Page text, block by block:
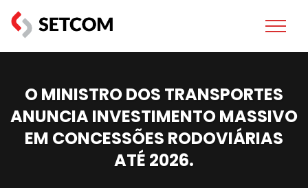
O MINISTRO DOS TRANSPORTES
ANUNCIA INVESTIMENTO MASSIVO
EM CONCESSÕES RODOVIÁRIAS
ATÉ 2026.